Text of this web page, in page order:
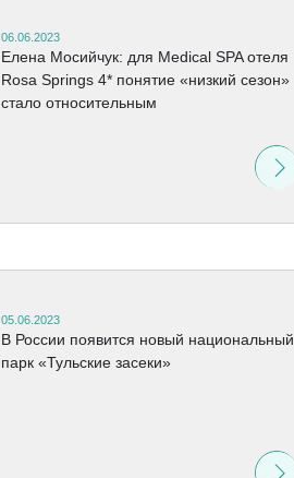
06.06.2023
Елена Мосийчук: для Medical SPA отеля
Rosa Springs 4* понятие «низкий сезон»
стало относительным
05.06.2023
В России появится новый национальный
парк «Тульские засеки»